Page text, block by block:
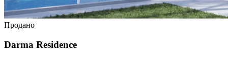
Продано
Darma Residence